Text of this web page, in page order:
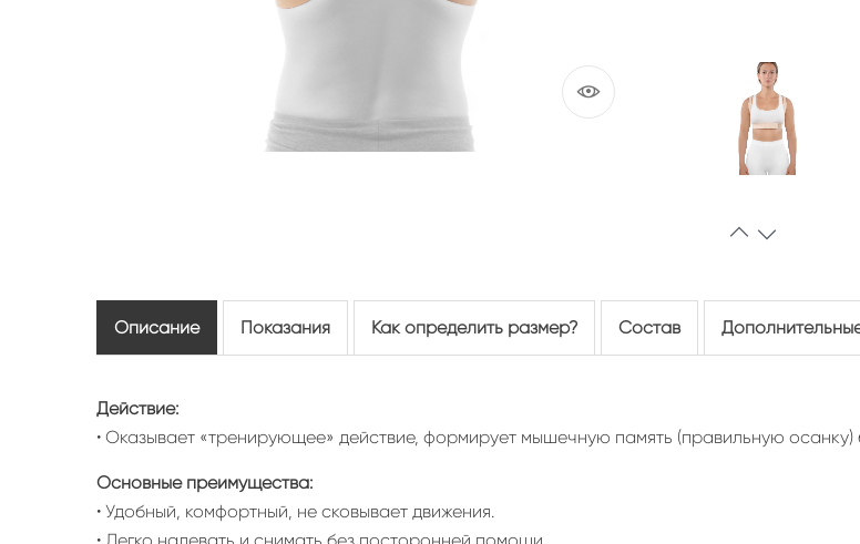
Описание Показания Как определить размер? Состав
Действие:
• Оказывает «тренирующее» действие, формирует мышечную память (правильную
Основные преимущества:
• Удобный, комфортный, не сковывает движения.